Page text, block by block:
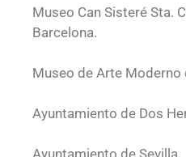
Museo Can Sisteré Sta.
Barcelona.
Museo de Arte Moderno
Ayuntamiento de Dos